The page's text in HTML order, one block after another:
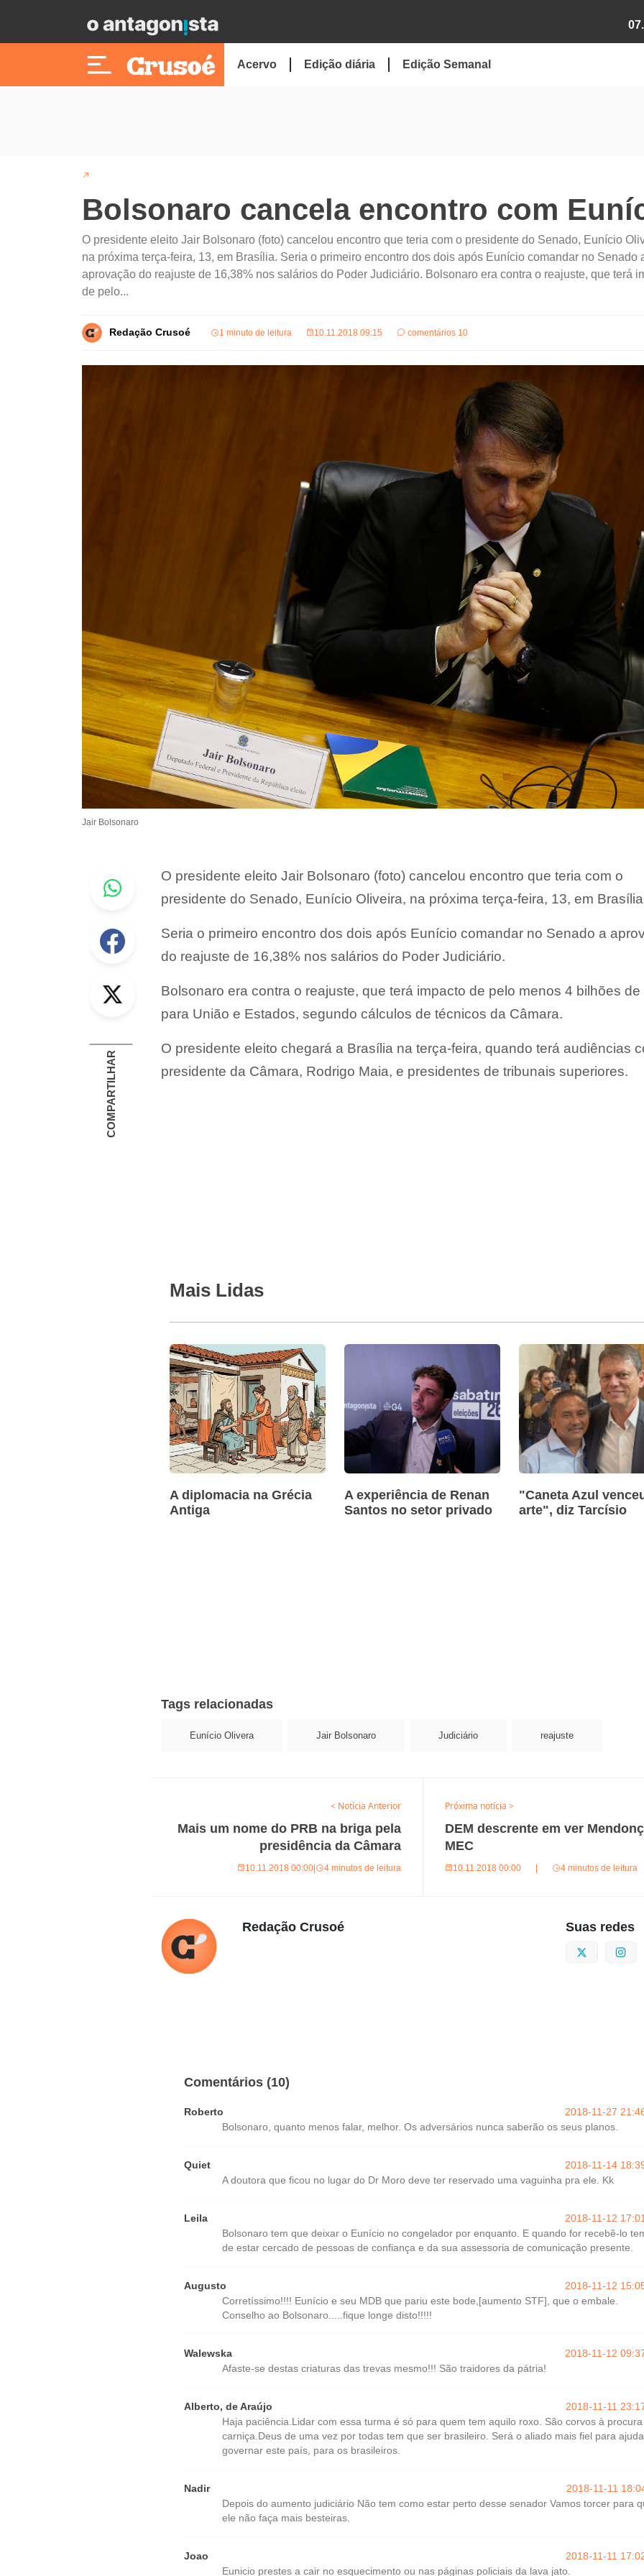
Acervo Edição diária Edição Semanal
Bolsonaro cancela encontro com
O presidente eleito Jair Bolsonaro (foto) cancelou encontro que teria com o presidente do Senado, Eunício
na próxima terça-feira, 13, em Brasília. Seria o primeiro encontro dos dois após Eunício comandar no Senado
aprovação do reajuste de 16,38% nos salários do Poder Judiciário. Bolsonaro era contra o reajuste, que terá
de pelo...
Redação Crusoé 1 minuto de leitura 10.11.2018 09:15 comentários 10
Jair Bolsonaro
Whastapp
Facebook
COMPARTILHAR
O presidente eleito Jair Bolsonaro (foto) cancelou encontro que teria com o
presidente do Senado, Eunício Oliveira, na próxima terça-feira, 13, em
Seria o primeiro encontro dos dois após Eunício comandar no Senado a
do reajuste de 16,38% nos salários do Poder Judiciário.
Bolsonaro era contra o reajuste, que terá impacto de pelo menos 4 bilhões de
para União e Estados, segundo cálculos de técnicos da Câmara.
O presidente eleito chegará a Brasília na terça-feira, quando terá audiências
presidente da Câmara, Rodrigo Maia, e presidentes de tribunais superiores.
Mais Lidas
A diplomacia na Grécia
Antiga
A experiência de Renan
Santos no setor privado
"Caneta Azul
arte", diz Tarcísio
Tags relacionadas
Eunício Olivera Jair Bolsonaro Judiciário reajuste
< Notícia Anterior
Mais um nome do PRB na briga pela
presidência da Câmara
10.11.2018 00:00| 4 minutos de leitura
Próxima notícia >
DEM descrente em ver
MEC
10.11.2018 00:00 | 4 minutos de leitura
Redação Crusoé Suas redes
Twitter
Comentários (10)
Roberto
2018-11-27
Bolsonaro, quanto menos falar, melhor. Os adversários nunca saberão os seus planos.
Quiet
2018-11-14
A doutora que ficou no lugar do Dr Moro deve ter reservado uma vaguinha pra ele. Kk
Leila
2018-11-12
Bolsonaro tem que deixar o Eunício no congelador por enquanto. E quando for recebê-lo
de estar cercado de pessoas de confiança e da sua assessoria de comunicação presente.
Augusto
2018-11-12
Corretíssimo!!!! Eunício e seu MDB que pariu este bode,[aumento STF], que o embale.
Conselho ao Bolsonaro.....fique longe disto!!!!!
Walewska
2018-11-12
Afaste-se destas criaturas das trevas mesmo!!! São traidores da pátria!
Alberto, de Araújo
2018-11-11
Haja paciência.Lidar com essa turma é só para quem tem aquilo roxo. São corvos à
carniça.Deus de uma vez por todas tem que ser brasileiro. Será o aliado mais fiel para
governar este país, para os brasileiros.
Nadir
2018-11-11
Depois do aumento judiciário Não tem como estar perto desse senador Vamos torcer para
ele não faça mais besteiras.
Joao
2018-11-11
Eunicio prestes a cair no esquecimento ou nas páginas policiais da lava jato.